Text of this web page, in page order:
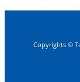
Copyrights ©